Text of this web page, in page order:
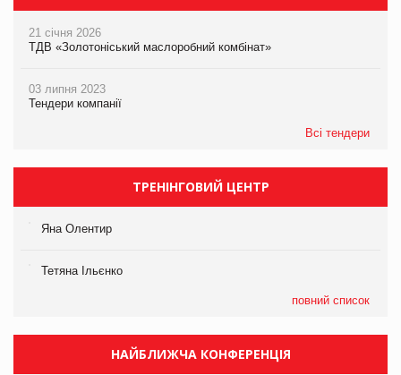
21 січня 2026
ТДВ «Золотоніський маслоробний комбінат»
03 липня 2023
Тендери компанії
Всі тендери
ТРЕНІНГОВИЙ ЦЕНТР
Яна Олентир
Тетяна Ільєнко
повний список
НАЙБЛИЖЧА КОНФЕРЕНЦІЯ